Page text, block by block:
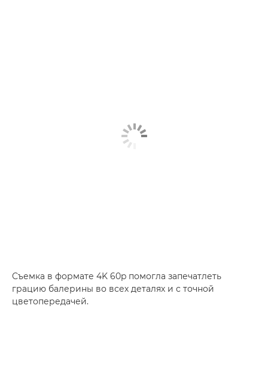
Съемка в формате 4K 60p помогла запечатлеть
грацию балерины во всех деталях и с точной
цветопередачей.